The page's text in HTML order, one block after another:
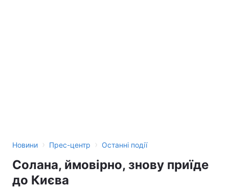
Новини › Прес-центр › Останні події
Солана, ймовірно, знову приїде
до Києва